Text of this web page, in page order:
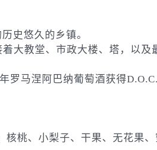
史悠久的乡镇。
大教堂、市政大楼、塔，以及
罗马涅阿巴纳葡萄酒获得
核桃、小梨子、干果、无花果